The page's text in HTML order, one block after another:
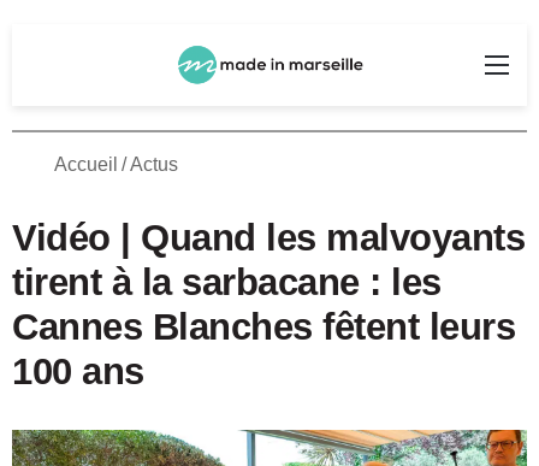
Accueil /Actus
Vidéo | Quand les malvoyants
tirent à la sarbacane : les
Cannes Blanches fêtent leurs
100 ans